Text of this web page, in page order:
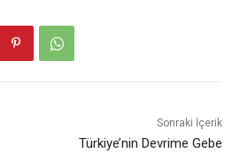
Sonraki İçerik
Türkiye’nin Devrime Gebe